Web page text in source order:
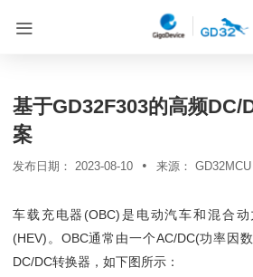

首页
基于GD32F303的高频DC/
案
发布日期： 2023-08-10 • 来源： GD32MCU
车载充电器(OBC)是电动汽车和混合
(HEV)。OBC通常由一个AC/DC(功率因
DC/DC转换器，如下图所示：